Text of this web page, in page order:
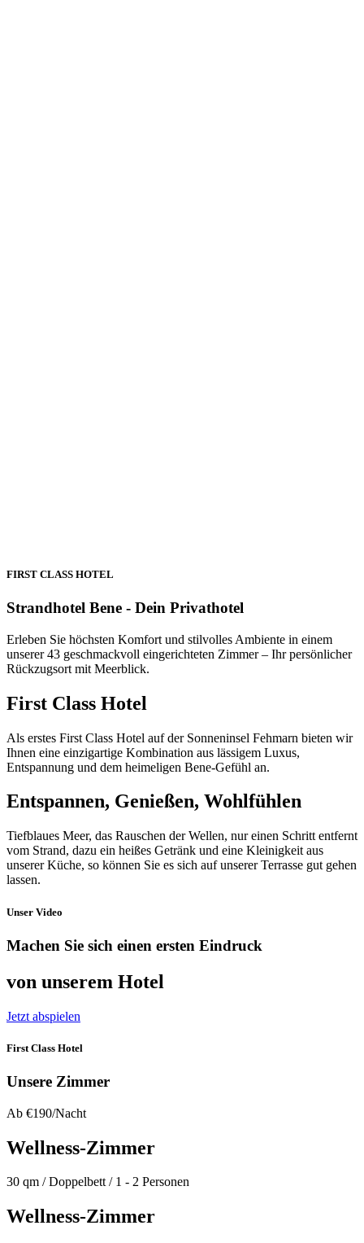
FIRST CLASS HOTEL
Strandhotel Bene - Dein Privathotel
Erleben Sie höchsten Komfort und stilvolles Ambiente in einem
unserer 43 geschmackvoll eingerichteten Zimmer – Ihr persönlicher
Rückzugsort mit Meerblick.
First Class Hotel
Als erstes First Class Hotel auf der Sonneninsel Fehmarn bieten wir
Ihnen eine einzigartige Kombination aus lässigem Luxus,
Entspannung und dem heimeligen Bene-Gefühl an.
Entspannen, Genießen, Wohlfühlen
Tiefblaues Meer, das Rauschen der Wellen, nur einen Schritt entfernt
vom Strand, dazu ein heißes Getränk und eine Kleinigkeit aus
unserer Küche, so können Sie es sich auf unserer Terrasse gut gehen
lassen.
Unser Video
Machen Sie sich einen ersten Eindruck
von unserem Hotel
Jetzt abspielen
First Class Hotel
Unsere Zimmer
Ab €190/Nacht
Wellness-Zimmer
30 qm / Doppelbett / 1 - 2 Personen
Wellness-Zimmer